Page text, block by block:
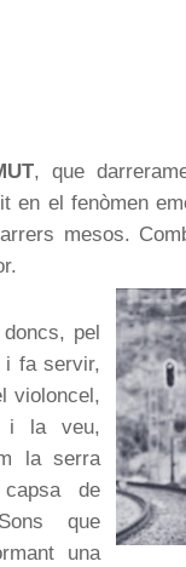
, que
en el fenòmen
mesos.
pel
i fa servir,
violoncel,
i la veu,
la serra
de
que
una